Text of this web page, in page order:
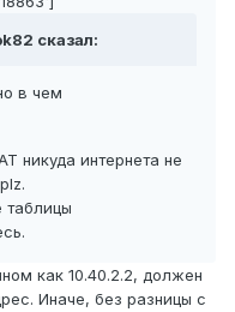
сказал:
в чем
никуда интернета не
таблицы
как 10.40.2.2, должен
Иначе, без разницы с